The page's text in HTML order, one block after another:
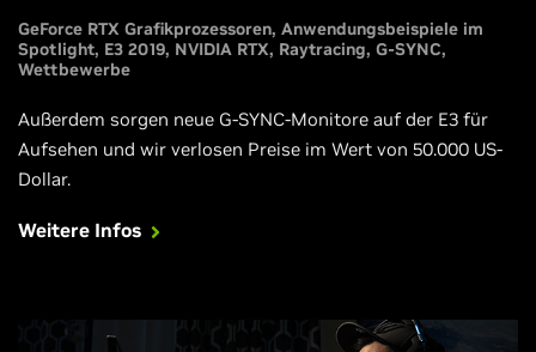
GeForce RTX Grafikprozessoren Anwendungsbeispiele im
Spotlight E3 2019 NVIDIA RTX Raytracing G-SYNC
Wettbewerbe
Außerdem sorgen neue G-SYNC-Monitore auf der E3 für
Aufsehen und wir verlosen Preise im Wert von 50.000 US-
Dollar.
Weitere Infos